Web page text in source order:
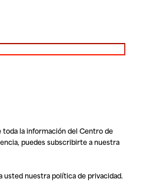
la información del Centro de
puedes subscribirte a nuestra
usted nuestrapolítica de privacidad.